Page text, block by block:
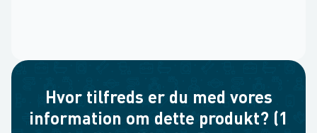
Hvor tilfreds er du med vores
information om dette produkt? (1